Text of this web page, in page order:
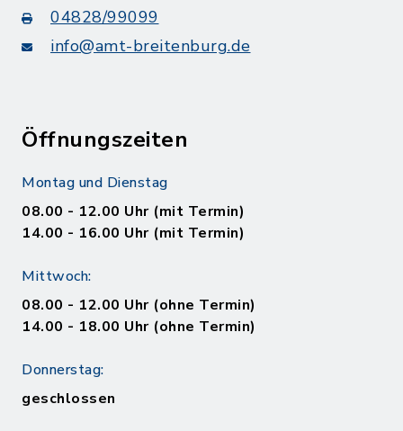
04828/99099
info@amt-breitenburg.de
Öffnungszeiten
Montag und Dienstag
08.00 - 12.00 Uhr (mit Termin)
14.00 - 16.00 Uhr (mit Termin)
Mittwoch:
08.00 - 12.00 Uhr (ohne Termin)
14.00 - 18.00 Uhr (ohne Termin)
Donnerstag:
geschlossen